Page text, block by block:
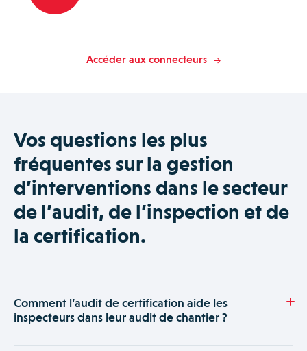
Accéder aux connecteurs
Vos questions les plus
fréquentes sur la gestion
d’interventions dans le secteur
de l’audit, de l’inspection et de
la certification.
Comment l’audit de certification aide les
inspecteurs dans leur audit de chantier ?